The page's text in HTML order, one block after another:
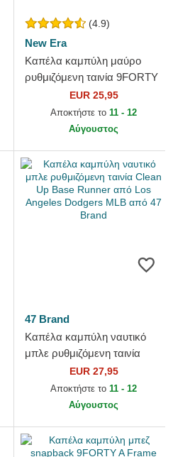
(4.9)
New Era
Καπέλα καμπύλη μαύρο
ρυθμιζόμενη ταινία 9FORTY
League Essential από Los
Angeles Dodgers MLB από...
EUR 25,95
Αποκτήστε το 11 - 12
Αύγουστος
47 Brand
Καπέλα καμπύλη ναυτικό
μπλε ρυθμιζόμενη ταινία
Clean Up Base Runner από
Los Angeles Dodgers MLB...
EUR 27,95
Αποκτήστε το 11 - 12
Αύγουστος